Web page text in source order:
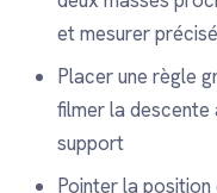
et mesurer
Placer une règle
filmer la descente
support
Pointer la